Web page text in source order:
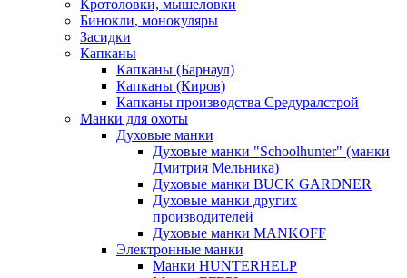
Кротоловки, мышеловки
Бинокли, монокуляры
Засидки
Капканы
Капканы (Барнаул)
Капканы (Киров)
Капканы производства Средуралстрой
Манки для охоты
Духовые манки
Духовые манки "Schoolhunter" (манки
Дмитрия Мельника)
Духовые манки BUCK GARDNER
Духовые манки других
производителей
Духовые манки MANKOFF
Электронные манки
Манки HUNTERHELP